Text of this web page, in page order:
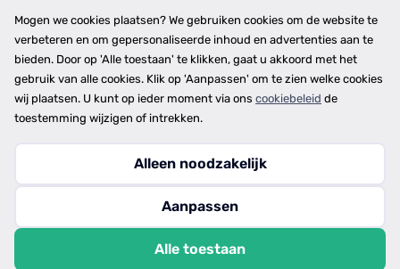
Bedrijfsgegevens
Werkwijze
Overzichten
Plaatsen
Provincies
Copyright © 2026
privacy- en cookiebeleid
Mogen we cookies plaatsen? We gebruiken cookies om de website te
verbeteren en om gepersonaliseerde inhoud en advertenties aan te
bieden. Door op 'Alle toestaan' te klikken, gaat u akkoord met het
gebruik van alle cookies. Klik op 'Aanpassen' om te zien welke cookies
wij plaatsen. U kunt op ieder moment via ons cookiebeleid de
toestemming wijzigen of intrekken.
Alleen noodzakelijk
Aanpassen
Alle toestaan